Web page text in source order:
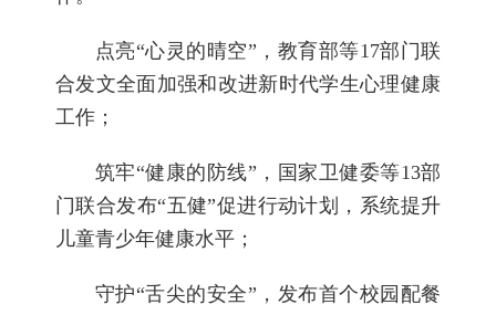
点亮“心灵的晴空”，教育部等17部门联
合发文全面加强和改进新时代学生心理健康
工作；
筑牢“健康的防线”，国家卫健委等13部
门联合发布“五健”促进行动计划，系统提升
儿童青少年健康水平；
守护“舌尖的安全”，发布首个校园配餐